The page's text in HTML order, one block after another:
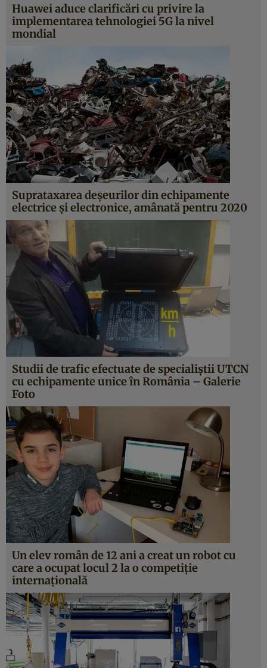
Huawei aduce clarificări cu privire la
implementarea tehnologiei 5G la nivel
mondial
Suprataxarea deşeurilor din echipamente
electrice şi electronice, amânată pentru 2020
Studii de trafic efectuate de specialiştii UTCN
cu echipamente unice în România – Galerie
Foto
Un elev român de 12 ani a creat un robot cu
care a ocupat locul 2 la o competiţie
internaţională